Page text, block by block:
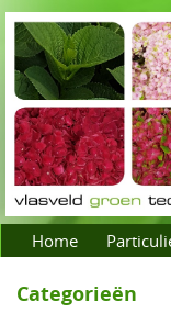
Home
Categorieën